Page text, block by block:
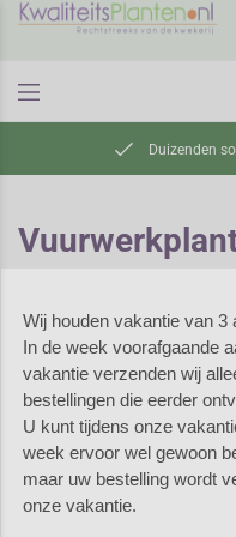
Duizenden
Vuurwerkplant
Vuurwerkplant is een
rechtopgaande plant voor
warme plek in de tuin op
kalkhoudende, vrij droge
Vuurwerkplant scheidt een
etherische olie af, waar de
Wij houden vakantie van
In de week voorafgaande
vakantie verzenden wij
bestellingen die eerder
U kunt tijdens onze
week ervoor wel gewoon
maar uw bestelling wordt
onze vakantie.